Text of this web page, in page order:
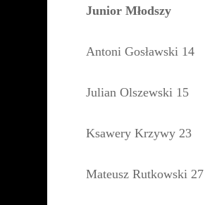
Junior Młodszy
Antoni Gosławski 14
Julian Olszewski 15
Ksawery Krzywy 23
Mateusz Rutkowski 27